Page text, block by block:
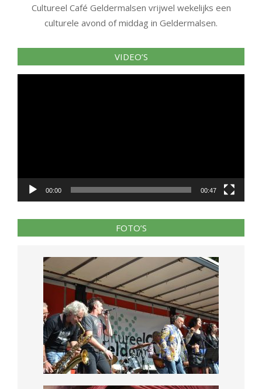
Cultureel Café Geldermalsen vrijwel wekelijks een
culturele avond of middag in Geldermalsen.
VIDEO’S
00:00 00:47
FOTO’S